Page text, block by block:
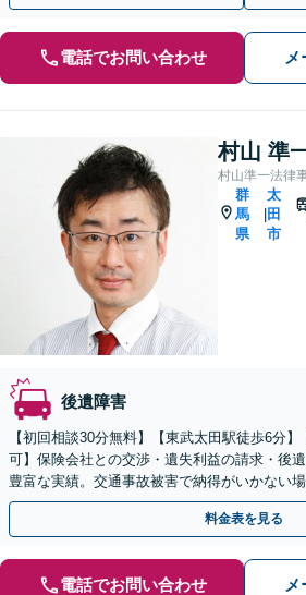
電話でお問い合わせ
村山 準
村山準一法律
群
馬
県
太
田
市
後遺障害
【初回相談30分無料】【東武太田駅徒歩6分
可】保険会社との交渉・遺失利益の請求・後
豊富な実績。交通事故被害で納得がいかない
さい。
料金表を見る
電話でお問い合わせ